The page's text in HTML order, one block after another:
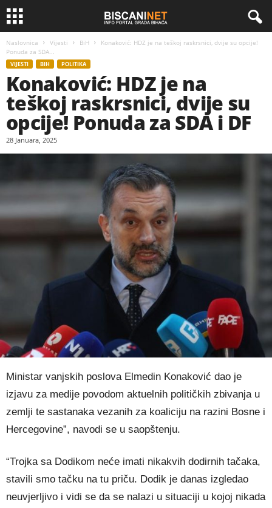
Naslovnica Vijesti BiH
Konaković: HDZ je na teškoj raskrsnici, dvije su opcije!
Ponuda za SDA...
VIJESTI BIH POLITIKA
Konaković: HDZ je na
teškoj raskrsnici, dvije su
opcije! Ponuda za SDA i DF
28 Januara, 2025
Ministar vanjskih poslova Elmedin Konaković dao je
izjavu za medije povodom aktuelnih političkih zbivanja u
zemlji te sastanaka vezanih za koaliciju na razini Bosne i
Hercegovine”, navodi se u saopštenju.
“Trojka sa Dodikom neće imati nikakvih dodirnih tačaka,
stavili smo tačku na tu priču. Dodik je danas izgledao
neuvjerljivo i vidi se da se nalazi u situaciji u kojoj nikada